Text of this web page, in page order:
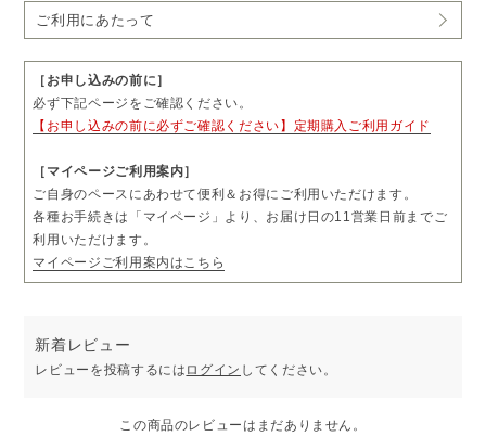
定期購入 15％OFF
・お届け日の11営業日前まで、「マイページ」よりお届け日やお届
け先をご変更いただけます。
・お届け頻度やコースのご変更および解約については、毎月コース
は3回分、隔月コースは2回分のお届け完了後、「マイページ」より
お手続きいただけます。
ご利用にあたって
［お申し込みの前に］
必ず下記ページをご確認ください。
【お申し込みの前に必ずご確認ください】定期購入ご利用ガイド
［マイページご利用案内］
ご自身のペースにあわせて便利＆お得にご利用いただけます。
各種お手続きは「マイページ」より、お届け日の11営業日前までご
利用いただけます。
マイページご利用案内はこちら
新着レビュー
レビューを投稿するには ログイン してください。
この商品のレビューはまだありません。